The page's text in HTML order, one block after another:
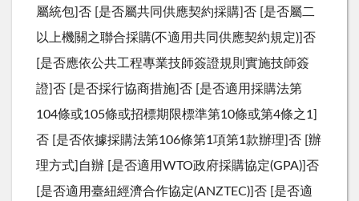
屬統包]否 [是否屬共同供應契約採購]否 [是否屬二
以上機關之聯合採購(不適用共同供應契約規定)]否
[是否應依公共工程專業技師簽證規則實施技師簽
證]否 [是否採行協商措施]否 [是否適用採購法第
104條或105條或招標期限標準第10條或第4條之1]
否 [是否依據採購法第106條第1項第1款辦理]否 [辦
理方式]自辦 [是否適用WTO政府採購協定(GPA)]否
[是否適用臺紐經濟合作協定(ANZTEC)]否 [是否適